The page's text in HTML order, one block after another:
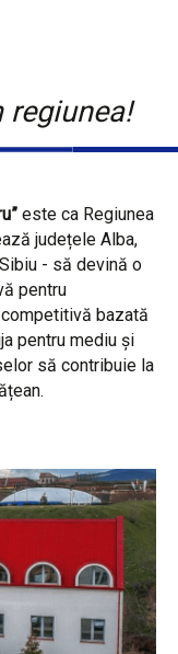
regiunea!
este ca Regiunea
județele Alba,
- să devină o
pentru
bazată
pentru mediu și
să contribuie la